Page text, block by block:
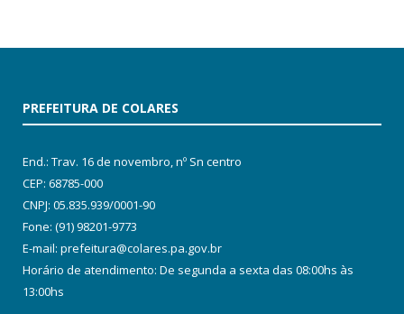
PREFEITURA DE COLARES
End.: Trav. 16 de novembro, nº Sn centro
CEP: 68785-000
CNPJ: 05.835.939/0001-90
Fone: (91) 98201-9773
E-mail: prefeitura@colares.pa.gov.br
Horário de atendimento: De segunda a sexta das 08:00hs às
13:00hs